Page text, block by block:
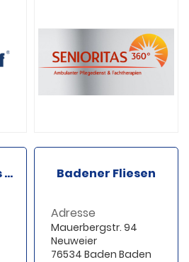
Aura Gesundheits und Krankenpflege Badener Fliesen
Adresse
Mauerbergstr. 94
Neuweier
76534 Baden Baden